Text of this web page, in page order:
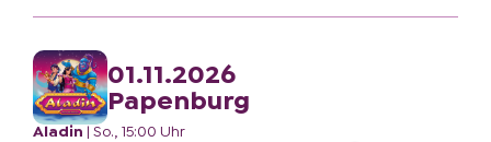
01.11.2026
Papenburg
Aladin
So., 15:00 Uhr